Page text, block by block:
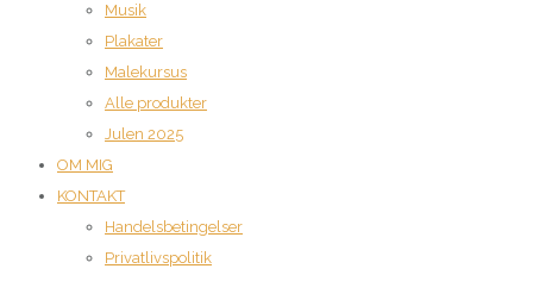
Musik
Plakater
Malekursus
Alle produkter
Julen 2025
OM MIG
KONTAKT
Handelsbetingelser
Privatlivspolitik